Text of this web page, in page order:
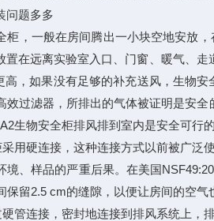
题多多
一般在房间腾出一小块空地安放，
置在远离实验室入口、门窗、暖气、
高，如果没有足够的补充送风，生物
效过滤器，所排出的气体被证明是安
生物安全柜排风排到室内是安全可行
硬连接，这种连接方式以前被广泛
境、样品的严重后果。在美国
保留2.5 cm的缝隙，以便让房间的空
管连接，密封地连接到排风系统上